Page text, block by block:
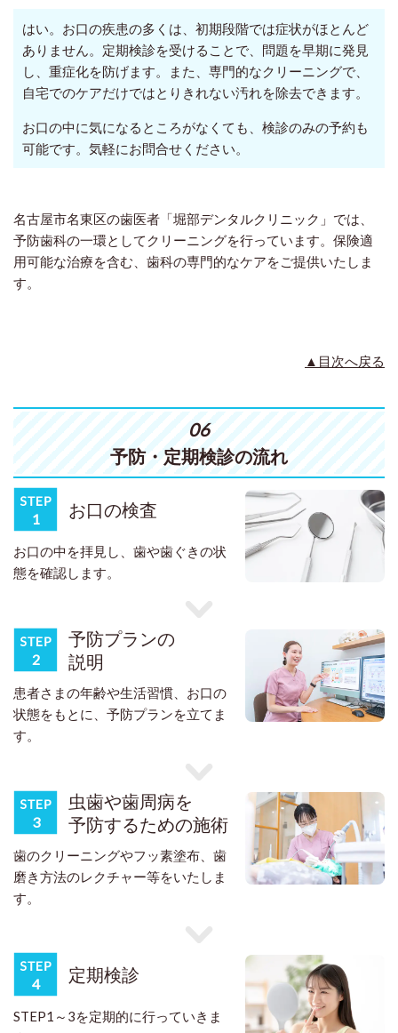
はい。お口の疾患の多くは、初期段階では症状がほとんど
ありません。定期検診を受けることで、問題を早期に発見
し、重症化を防げます。また、専門的なクリーニングで、
自宅でのケアだけではとりきれない汚れを除去できます。
お口の中に気になるところがなくても、検診のみの予約も
可能です。気軽にお問合せください。
名古屋市名東区の歯医者「堀部デンタルクリニック」では、
予防歯科の一環としてクリーニングを行っています。保険適
用可能な治療を含む、歯科の専門的なケアをご提供いたしま
す。
▲目次へ戻る
06
予防・定期検診の流れ
お口の検査
お口の中を拝見し、歯や歯ぐきの状
態を確認します。
予防プランの
説明
患者さまの年齢や生活習慣、お口の
状態をもとに、予防プランを立てま
す。
虫歯や歯周病を
予防するための施術
歯のクリーニングやフッ素塗布、歯
磨き方法のレクチャー等をいたしま
す。
定期検診
STEP1～3を定期的に行っていきま